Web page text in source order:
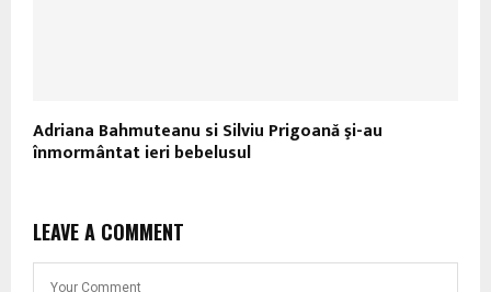
Adriana Bahmuteanu si Silviu Prigoană şi-au
înmormântat ieri bebelusul
LEAVE A COMMENT